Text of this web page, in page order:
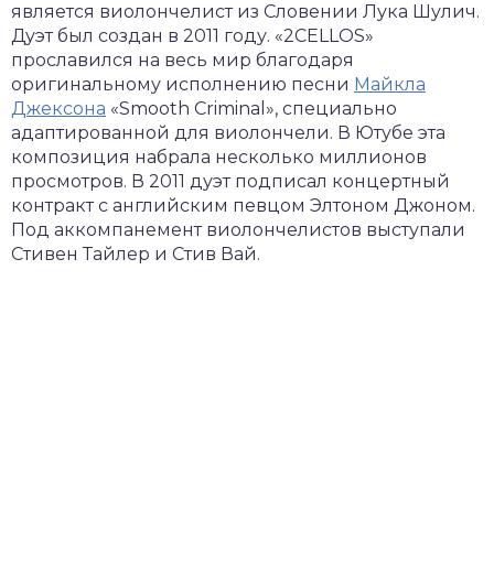
является виолончелист из Словении Лука Шулич.
Дуэт был создан в 2011 году. «2CELLOS»
прославился на весь мир благодаря
оригинальному исполнению песни Майкла
Джексона «Smooth Criminal», специально
адаптированной для виолончели. В Ютубе эта
композиция набрала несколько миллионов
просмотров. В 2011 дуэт подписал концертный
контракт с английским певцом Элтоном Джоном.
Под аккомпанемент виолончелистов выступали
Стивен Тайлер и Стив Вай.